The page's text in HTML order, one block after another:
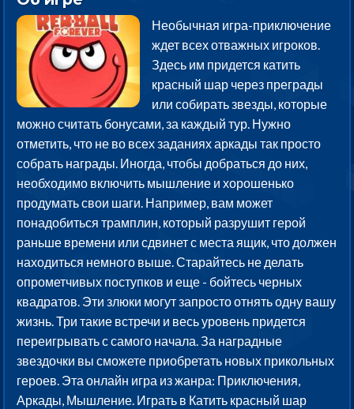
Необычная игра-приключение
ждет всех отважных игроков.
Здесь им придется катить
красный шар через преграды
или собирать звезды, которые
можно считать бонусами, за каждый тур. Нужно
отметить, что не во всех заданиях аркады так просто
собрать награды. Иногда, чтобы добраться до них,
необходимо включить мышление и хорошенько
продумать свои шаги. Например, вам может
понадобиться трамплин, который разрушит герой
раньше времени или сдвинет с места ящик, что должен
находиться немного выше. Старайтесь не делать
опрометчивых поступков и еще - бойтесь черных
квадратов. Эти злюки могут запросто отнять одну вашу
жизнь. Три такие встречи и весь уровень придется
переигрывать с самого начала. За наградные
звездочки вы сможете приобретать новых прикольных
героев. Эта онлайн игра из жанра: Приключения,
Аркады, Мышление. Играть в Катить красный шар